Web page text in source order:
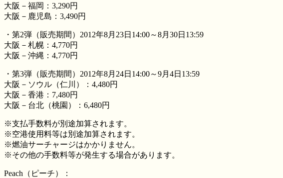
大阪－福岡：3,290円
大阪－鹿児島：3,490円
・第2弾（販売期間）2012年8月23日14:00～8月30日13:59
大阪－札幌：4,770円
大阪－沖縄：4,770円
・第3弾（販売期間）2012年8月24日14:00～9月4日13:59
大阪－ソウル（仁川）：4,480円
大阪－香港：7,480円
大阪－台北（桃園）：6,480円
※支払手数料が別途加算されます。
※空港使用料等は別途加算されます。
※燃油サーチャージはかかりません。
※その他の手数料等が発生する場合があります。
Peach（ピーチ）：